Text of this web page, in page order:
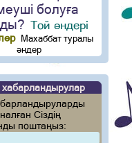
болуға
Той әндері
Махаббат туралы
әндер
Сіздің
поштаңыз: